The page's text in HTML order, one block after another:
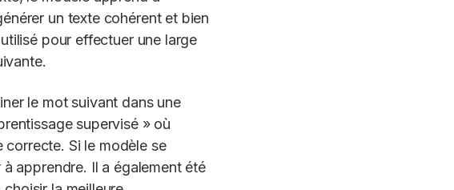
un texte cohérent et bien
pour effectuer une large
le mot suivant dans une
supervisé » où
correcte. Si le modèle se
apprendre. Il a également été